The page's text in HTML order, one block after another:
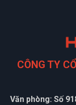
CÔNG TY
Văn phòng: Số